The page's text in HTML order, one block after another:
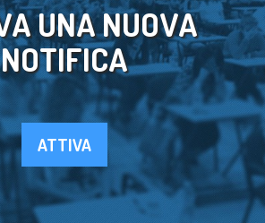
UNA NUOVA
NOTIFICA
ATTIVA